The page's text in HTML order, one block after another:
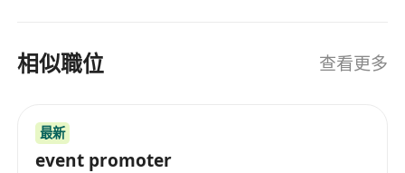
相似職位 查看更多
最新
event promoter